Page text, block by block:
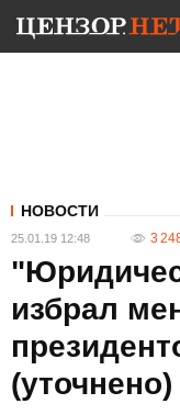
НОВОСТИ
25.01.19 12:48 3
избрал
(уточнено)